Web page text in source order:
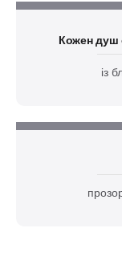
Кожен душ
із